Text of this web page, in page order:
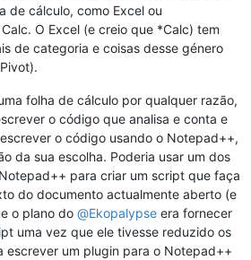
de cálculo, como Excel ou
O Excel (e creio que *Calc) tem
de categoria e coisas desse género
folha de cálculo por qualquer razão,
o código que analisa e conta e
o código usando o Notepad++,
da sua escolha. Poderia usar um dos
para criar um script que faça
do documento actualmente aberto (e
o plano do @Ekopalypse era fornecer
uma vez que ele tivesse reduzido os
escrever um plugin para o Notepad++